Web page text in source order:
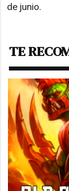
de junio.
TE